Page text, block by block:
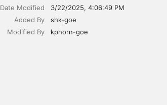
Date Modified
3/22/2025, 4:06:49 PM
Added By
shk-goe
Modified By
kphorn-goe